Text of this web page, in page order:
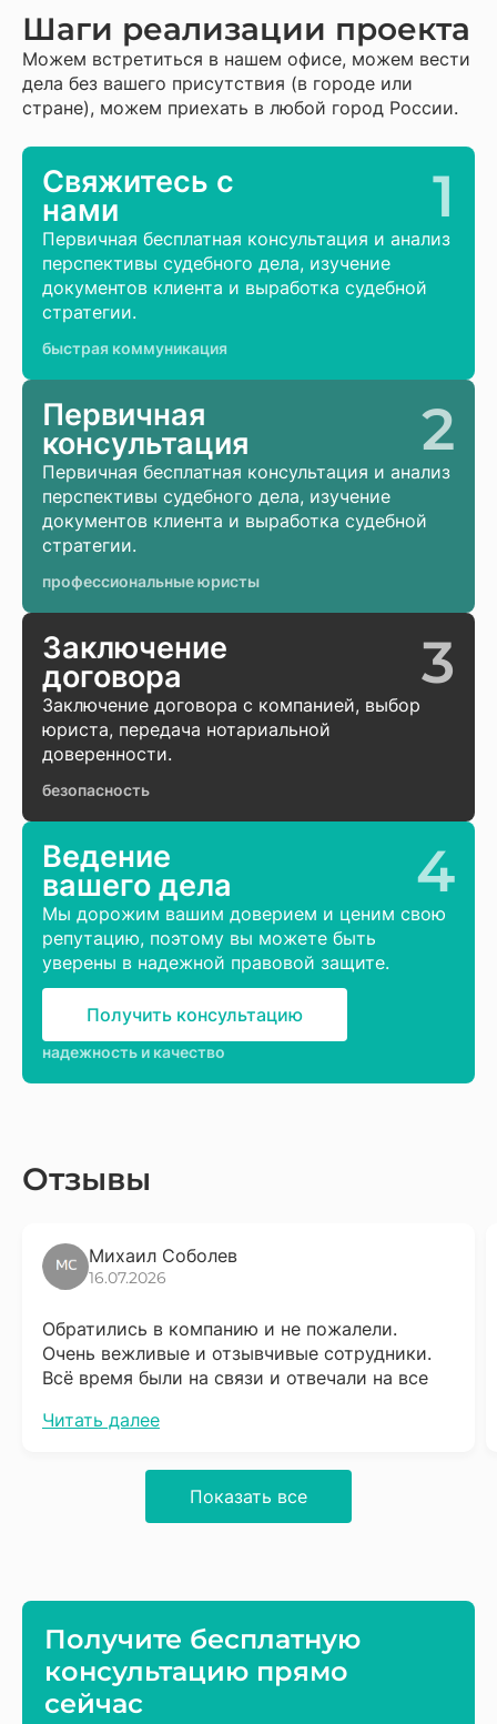
Шаги реализации проекта
Можем встретиться в нашем офисе, можем вести
дела без вашего присутствия (в городе или
стране), можем приехать в любой город России.
Свяжитесь с
нами
1
Первичная бесплатная консультация и анализ
перспективы судебного дела, изучение
документов клиента и выработка судебной
стратегии.
быстрая коммуникация
Первичная
консультация
2
Первичная бесплатная консультация и анализ
перспективы судебного дела, изучение
документов клиента и выработка судебной
стратегии.
профессиональные юристы
Заключение
договора
3
Заключение договора с компанией, выбор
юриста, передача нотариальной
доверенности.
безопасность
Ведение
вашего дела
4
Мы дорожим вашим доверием и ценим свою
репутацию, поэтому вы можете быть
уверены в надежной правовой защите.
Получить консультацию
надежность и качество
Отзывы
Михаил Соболев
16.07.2026
Обратились в компанию и не пожалели.
Очень вежливые и отзывчивые сотрудники.
Всё время были на связи и отвечали на все
терпения, процесс довольно не быстрый, но
советовать соседям.
Читать далее
Показать все
Получите бесплатную
консультацию прямо
сейчас